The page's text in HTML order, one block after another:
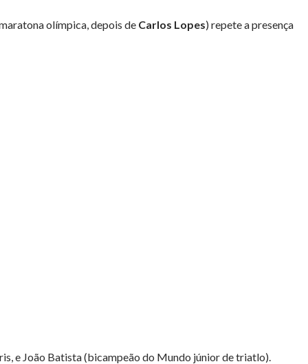
olímpica, depois de Carlos Lopes) repete a presença
e João Batista (bicampeão do Mundo júnior de triatlo).